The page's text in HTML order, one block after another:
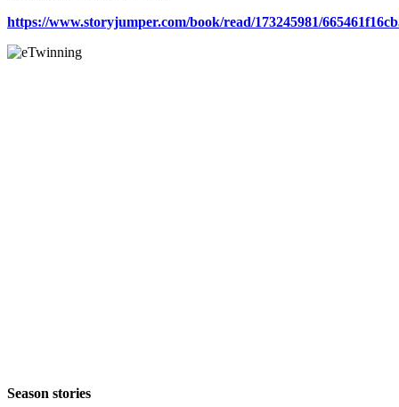
https://www.storyjumper.com/book/read/173245981/
Season stories